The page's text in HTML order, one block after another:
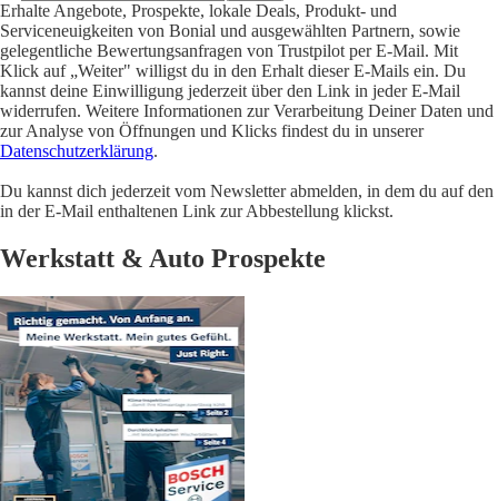
Erhalte Angebote, Prospekte, lokale Deals, Produkt- und
Serviceneuigkeiten von Bonial und ausgewählten Partnern, sowie
gelegentliche Bewertungsanfragen von Trustpilot per E-Mail. Mit
Klick auf „Weiter" willigst du in den Erhalt dieser E-Mails ein. Du
kannst deine Einwilligung jederzeit über den Link in jeder E-Mail
widerrufen. Weitere Informationen zur Verarbeitung Deiner Daten und
zur Analyse von Öffnungen und Klicks findest du in unserer
Datenschutzerklärung.
Du kannst dich jederzeit vom Newsletter abmelden, in dem du auf den
in der E-Mail enthaltenen Link zur Abbestellung klickst.
Werkstatt & Auto Prospekte